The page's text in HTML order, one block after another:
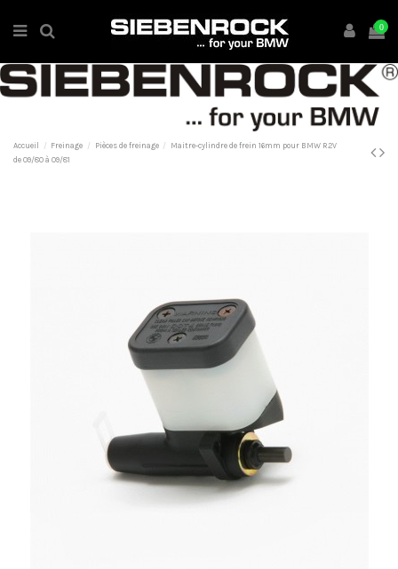
0
Accueil Freinage Pièces de freinage
Maitre-cylindre de frein 16mm pour BMW R2V
de 09/80 à 09/81